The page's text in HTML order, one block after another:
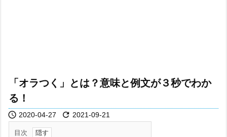
「オラつく」とは？意味と例文が３秒でわか
る！
 2020-04-27  2021-09-21
目次